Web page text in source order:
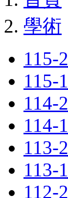
學術
115-2
115-1
114-2
114-1
113-2
113-1
112-2